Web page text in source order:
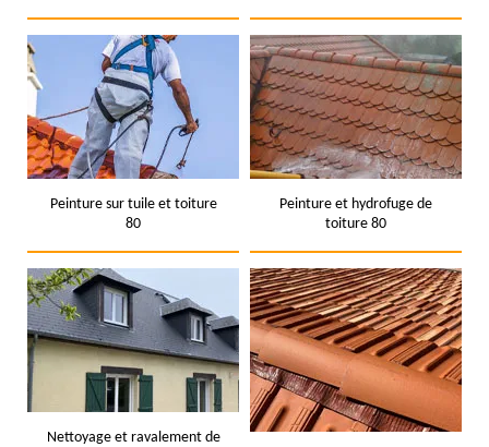
Peinture sur tuile et toiture
80
Peinture et hydrofuge de
toiture 80
Nettoyage et ravalement de